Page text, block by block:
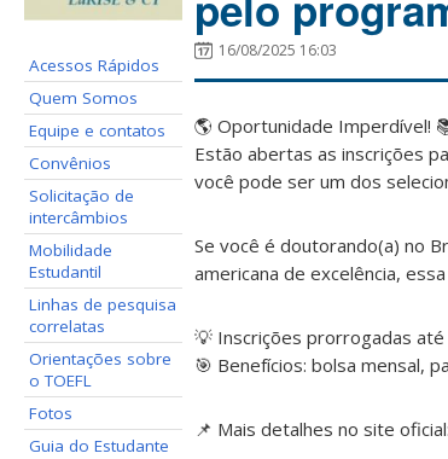
Acessos Rápidos
Quem Somos
Equipe e contatos
Convênios
Solicitação de
intercâmbios
Mobilidade
Estudantil
Linhas de pesquisa
correlatas
Orientações sobre
o TOEFL
Fotos
Guia do Estudante
16/08/2025 16:03
🌎 Oportunidade Imperdível!
Estão abertas as inscrições
você pode ser um dos
Se você é doutorando(a) no
americana de excelência,
💡 Inscrições prorrogadas
🎯 Benefícios: bolsa mensal,
📌 Mais detalhes no site oficial: